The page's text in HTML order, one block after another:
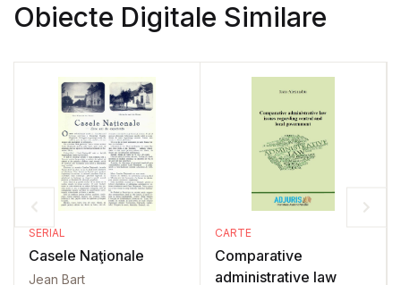
Obiecte Digitale Similare
SERIAL
Casele Naţionale
Jean Bart
CARTE
Comparative
administrative law